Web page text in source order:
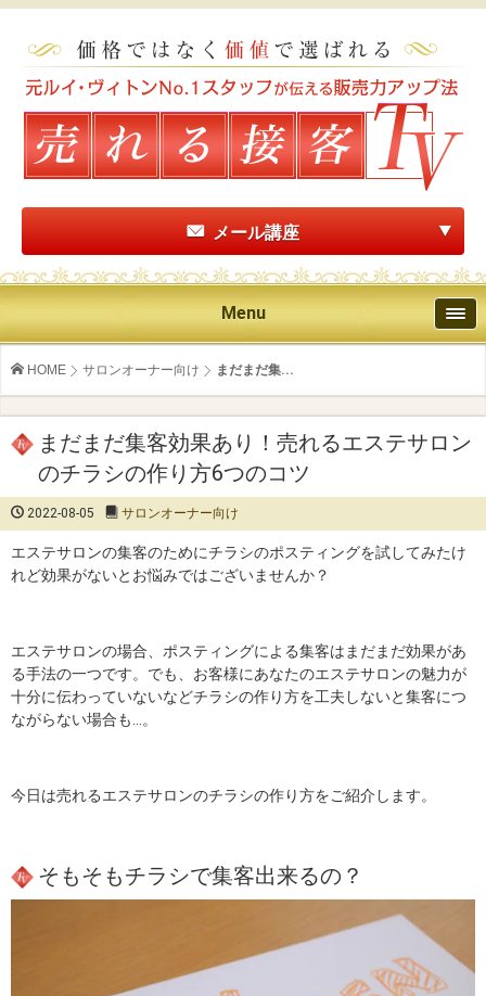
メール講座
Menu
HOME サロンオーナー向け まだまだ集...
まだまだ集客効果あり！売れるエステサロン
のチラシの作り方6つのコツ
2022-08-05 サロンオーナー向け
エステサロンの集客のためにチラシのポスティングを試してみたけ
れど効果がないとお悩みではございませんか？
エステサロンの場合、ポスティングによる集客はまだまだ効果があ
る手法の一つです。でも、お客様にあなたのエステサロンの魅力が
十分に伝わっていないなどチラシの作り方を工夫しないと集客につ
ながらない場合も…。
今日は売れるエステサロンのチラシの作り方をご紹介します。
そもそもチラシで集客出来るの？